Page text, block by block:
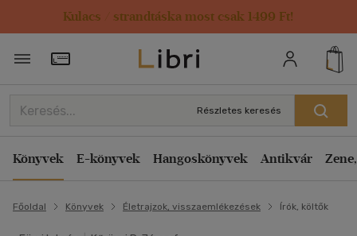
Kulacs / strandtáska most csak 1499 Ft!
Törzsvásárlói Kártya adatai
Részletes keresés
Könyvek E-könyvek Hangoskönyvek Antikvár
Főoldal Könyvek Életrajzok, visszaemlékezések Írók, költők